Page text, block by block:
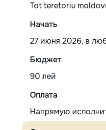
Tot teretoriu
Начать
27 июня 2026, в
Бюджет
90 лей
Оплата
Напрямую